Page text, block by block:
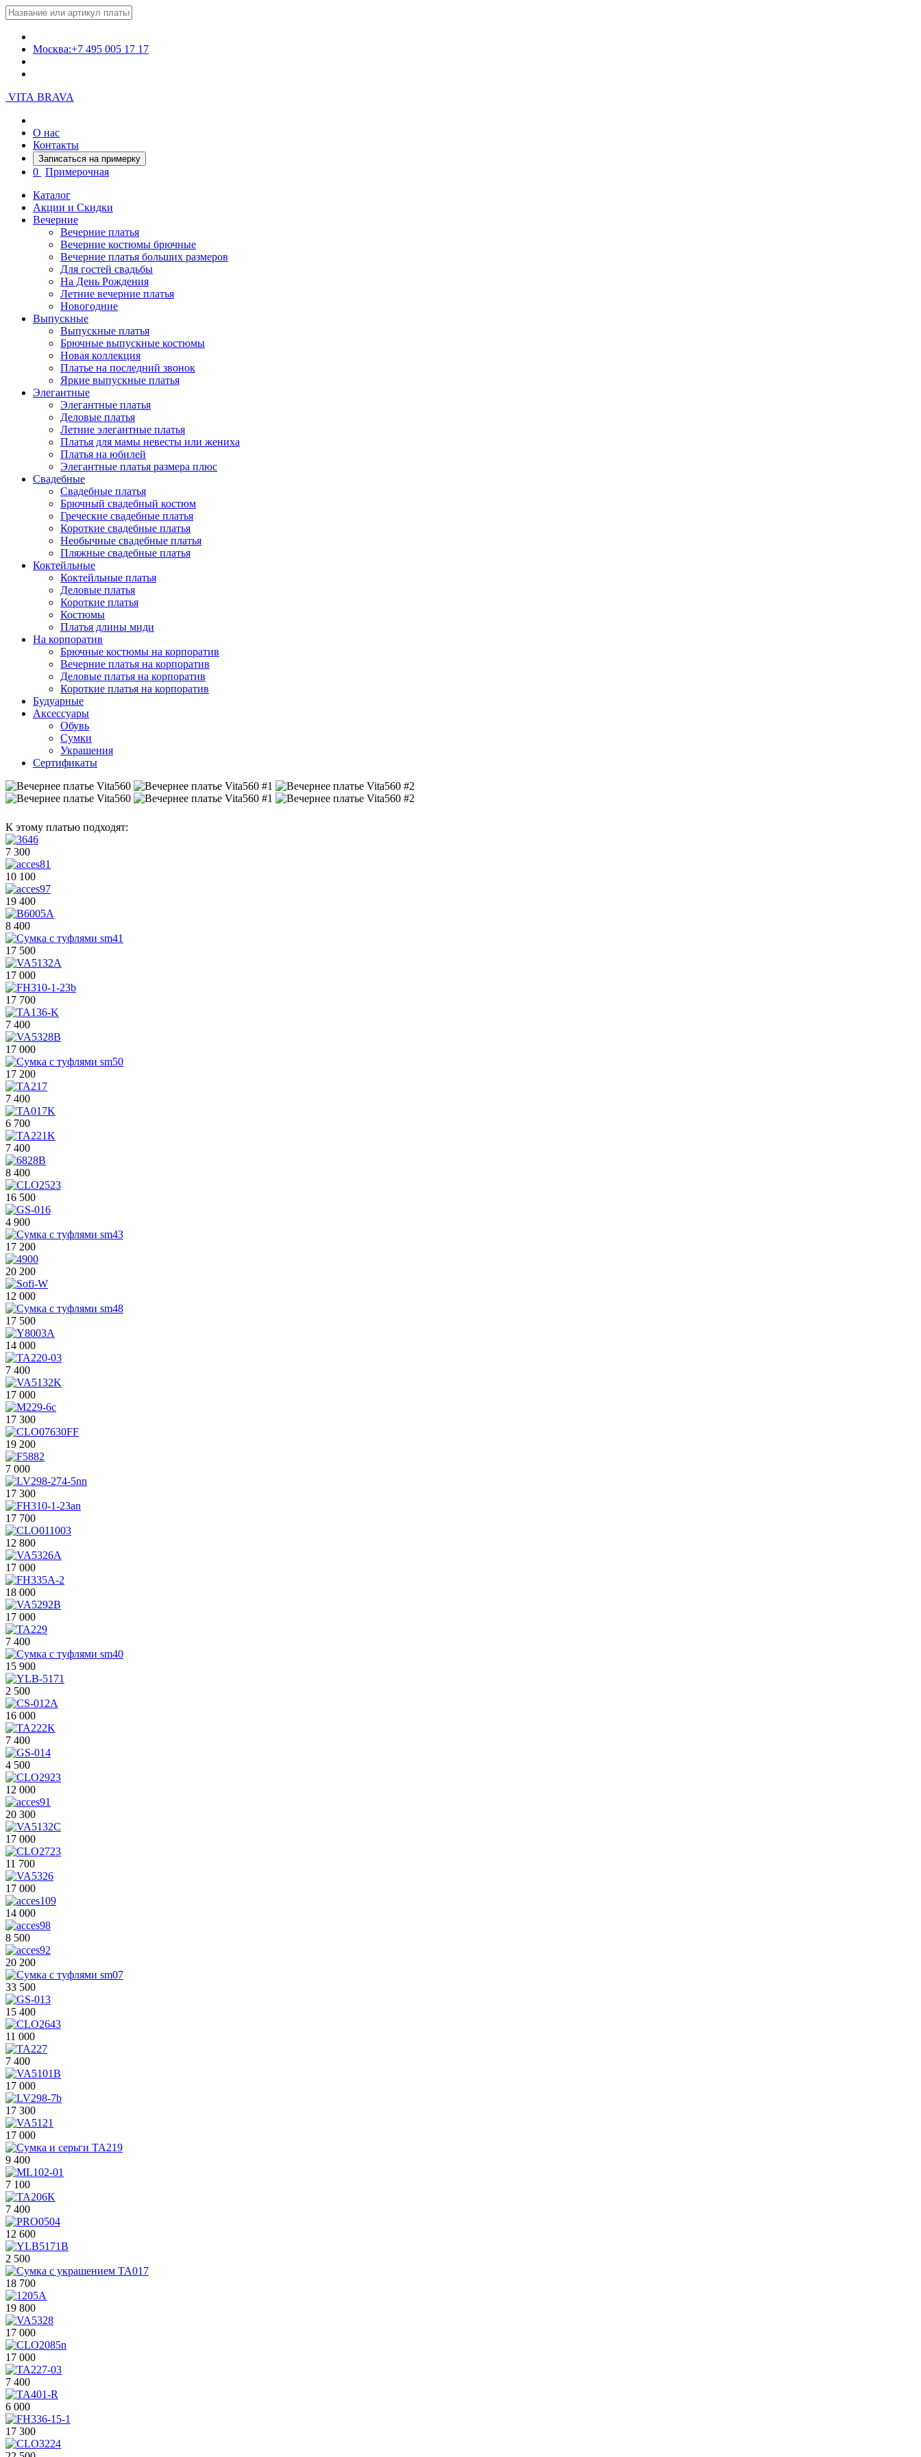
Москва:+7 495 005 17 17
VITA BRAVA
О нас
Контакты
Записаться на примерку
0 Примерочная
Каталог
Акции и Скидки
Вечерние
Вечерние платья
Вечерние костюмы брючные
Вечерние платья больших размеров
Для гостей свадьбы
На День Рождения
Летние вечерние платья
Новогодние
Выпускные
Выпускные платья
Брючные выпускные костюмы
Новая коллекция
Платье на последний звонок
Яркие выпускные платья
Элегантные
Элегантные платья
Деловые платья
Летние элегантные платья
Платья для мамы невесты или жениха
Платья на юбилей
Элегантные платья размера плюс
Свадебные
Свадебные платья
Брючный свадебный костюм
Греческие свадебные платья
Короткие свадебные платья
Необычные свадебные платья
Пляжные свадебные платья
Коктейльные
Коктейльные платья
Деловые платья
Короткие платья
Костюмы
Платья длины миди
На корпоратив
Брючные костюмы на корпоратив
Вечерние платья на корпоратив
Деловые платья на корпоратив
Короткие платья на корпоратив
Будуарные
Аксессуары
Обувь
Сумки
Украшения
Сертификаты
К этому платью подходят:
7 300
10 100
19 400
8 400
17 500
17 000
17 700
7 400
17 000
17 200
7 400
6 700
7 400
8 400
16 500
4 900
17 200
20 200
12 000
17 500
14 000
7 400
17 000
17 300
19 200
7 000
17 300
17 700
12 800
17 000
18 000
17 000
7 400
15 900
2 500
16 000
7 400
4 500
12 000
20 300
17 000
11 700
17 000
14 000
8 500
20 200
33 500
15 400
11 000
7 400
17 000
17 300
17 000
9 400
7 100
7 400
12 600
2 500
18 700
19 800
17 000
17 000
7 400
6 000
17 300